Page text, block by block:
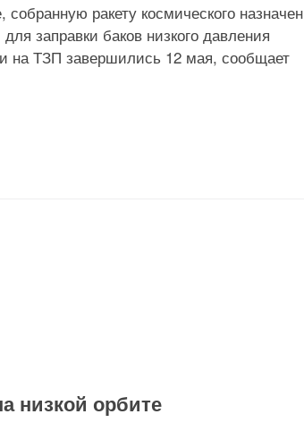
ракету космического
заправки баков низкого давления
на ТЗП завершились 12 мая, сообщает
низкой орбите